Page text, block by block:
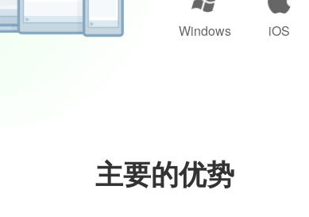
Windows iOS
主要的优势